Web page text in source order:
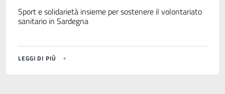
Sport e solidarietà insieme per sostenere il volontariato
sanitario in Sardegna
LEGGI DI PIÙ